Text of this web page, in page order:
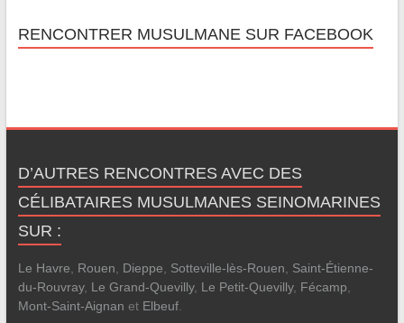
RENCONTRER MUSULMANE SUR FACEBOOK
D’AUTRES RENCONTRES AVEC DES
CÉLIBATAIRES MUSULMANES SEINOMARINES
SUR :
Le Havre, Rouen, Dieppe, Sotteville-lès-Rouen, Saint-Étienne-
du-Rouvray, Le Grand-Quevilly, Le Petit-Quevilly, Fécamp,
Mont-Saint-Aignan et Elbeuf.